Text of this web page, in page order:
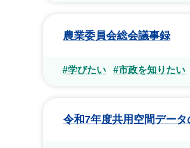
農業委員会総会議事録
#学びたい #市政を知りたい
令和7年度共用空間データ